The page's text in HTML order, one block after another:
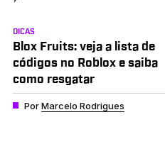
DICAS
Blox Fruits: veja a lista de
códigos no Roblox e saiba
como resgatar
PorMarcelo Rodrigues